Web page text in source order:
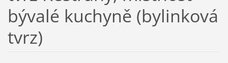
bývalé kuchyně (bylinková
tvrz)